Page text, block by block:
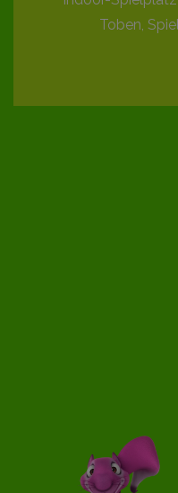
Toben,